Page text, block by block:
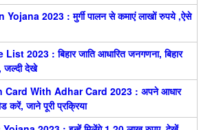
2023 : मुर्गी पालन से कमाएं लाखों रुपये ,ऐसे
2023 : बिहार जाति आधारित जनगणना, बिहार
जल्दी देखे
With Adhar Card 2023 : अपने आधार
करें, जाने पूरी प्रक्रिया